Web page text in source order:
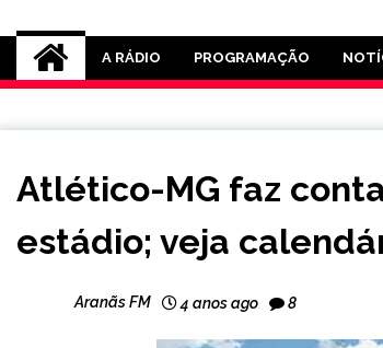
Rádio Aranãs
A RÁDIO PROGRAMAÇÃO
Atlético-MG faz
estádio; veja
Aranãs FM 4 anos ago 8